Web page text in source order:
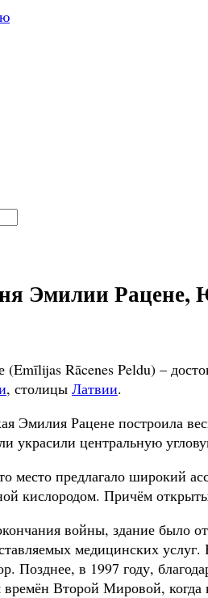
Эмилии Рацене,
Rācenes Peldu) –
, столицы Латвии.
Эмилия Рацене построила
украсили центральную
место предлагало широкий
кислородом. Причём
войны, здание было
медицинских
Позднее, в 1997 году,
Второй Мировой,